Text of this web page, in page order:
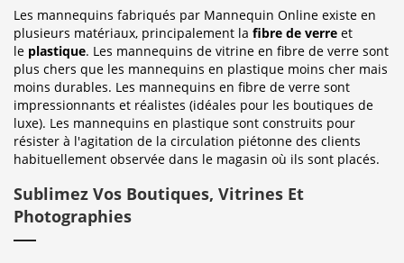
Les mannequins fabriqués par Mannequin Online existe en
plusieurs matériaux, principalement la fibre de verre et
le plastique. Les mannequins de vitrine en fibre de verre sont
plus chers que les mannequins en plastique moins cher mais
moins durables. Les mannequins en fibre de verre sont
impressionnants et réalistes (idéales pour les boutiques de
luxe). Les mannequins en plastique sont construits pour
résister à l'agitation de la circulation piétonne des clients
habituellement observée dans le magasin où ils sont placés.
Sublimez Vos Boutiques, Vitrines Et
Photographies